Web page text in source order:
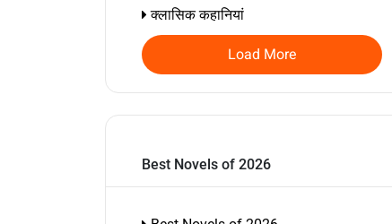
क्लासिक कहानियां
Load More
Best Novels of 2026